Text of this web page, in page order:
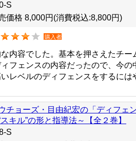
S
価格 8,000円 (消費税込:8,800円)
購入者
内容でした。基本を押さえたチー
フェンスの内容だったので、今の
レベルのディフェンスをするに
チョーズ・目由紀宏の「ディフェ
スキル”の形と指導法～【全２巻】
S